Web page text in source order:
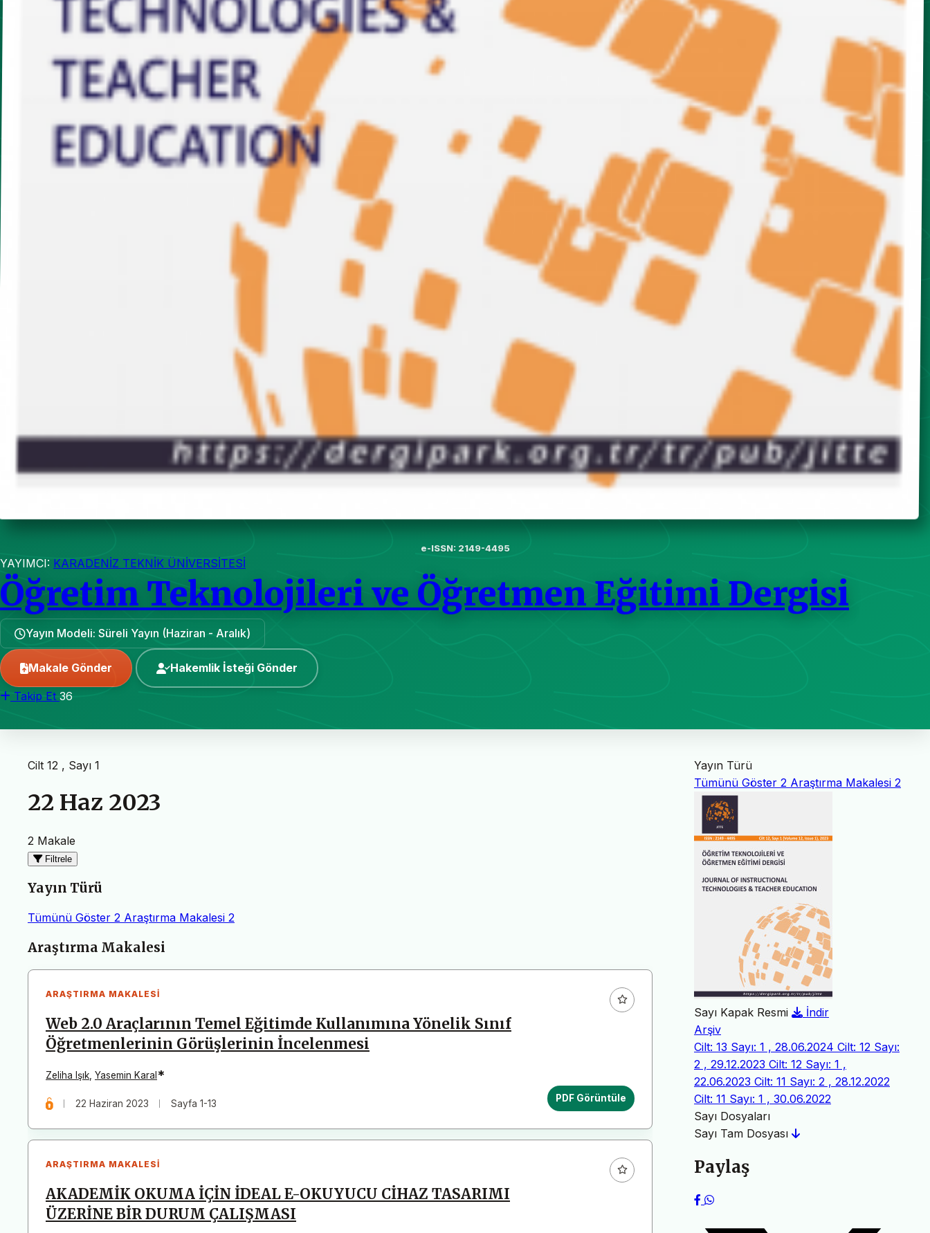
e-ISSN: 2149-4495
YAYIMCI: KARADENİZ TEKNİK ÜNİVERSİTESİ
Öğretim Teknolojileri ve Öğretmen Eğitimi Dergisi
Yayın Modeli: Süreli Yayın (Haziran - Aralık)
Makale Gönder Hakemlik İsteği Gönder
Takip Et 36
Cilt 12 , Sayı 1
22 Haz 2023
2 Makale
Filtrele
Yayın Türü
Tümünü Göster 2 Araştırma Makalesi 2
Makaleler
Araştırma Makalesi
ARAŞTIRMA MAKALESI
Web 2.0 Araçlarının Temel Eğitimde Kullanımına Yönelik Sınıf
Öğretmenlerinin Görüşlerinin İncelenmesi
Zeliha Işık Yasemin Karal *
22 Haziran 2023 Sayfa 1-13 PDF Görüntüle
ARAŞTIRMA MAKALESI
AKADEMİK OKUMA İÇİN İDEAL E-OKUYUCU CİHAZ TASARIMI
ÜZERİNE BİR DURUM ÇALIŞMASI
Yayın Türü
Tümünü Göster 2 Araştırma Makalesi 2
Sayı Kapak Resmi
İndir
Arşiv
Cilt: 13 Sayı: 1 , 28.06.2024 Cilt: 12 Sayı:
2 , 29.12.2023 Cilt: 12 Sayı: 1 ,
22.06.2023 Cilt: 11 Sayı: 2 , 28.12.2022
Cilt: 11 Sayı: 1 , 30.06.2022
Sayı Dosyaları
Sayı Tam Dosyası
Paylaş